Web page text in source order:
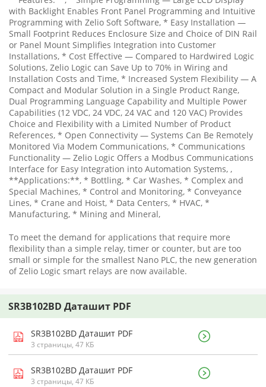
with Backlight Enables Front Panel Programming and Intuitive
Programming with Zelio Soft Software, * Easy Installation —
Small Footprint Reduces Enclosure Size and Choice of DIN Rail
or Panel Mount Simplifies Integration into Customer
Installations, * Cost Effective — Compared to Hardwired Logic
Solutions, Zelio Logic can Save Up to 70% in Wiring and
Installation Costs and Time, * Increased System Flexibility — A
Compact and Modular Solution in a Single Product Range,
Dual Programming Language Capability and Multiple Power
Capabilities (12 VDC, 24 VDC, 24 VAC and 120 VAC) Provides
Choice and Flexibility with a Limited Number of Product
References, * Open Connectivity — Systems Can Be Remotely
Monitored Via Modem Communications, * Communications
Functionality — Zelio Logic Offers a Modbus Communications
Interface for Easy Integration into Automation Systems, ,
**Applications:**, * Bottling, * Car Washes, * Complex and
Special Machines, * Control and Monitoring, * Conveyance
Lines, * Crane and Hoist, * Data Centers, * HVAC, *
Manufacturing, * Mining and Mineral,
To meet the demand for applications that require more
flexibility than a simple relay, timer or counter, but are too
small or simple for the smallest Nano PLC, the new generation
of Zelio Logic smart relays are now available.
SR3B102BD Даташит PDF
SR3B102BD Даташит PDF
3 страницы, 47 КБ
SR3B102BD Даташит PDF
3 страницы, 47 КБ